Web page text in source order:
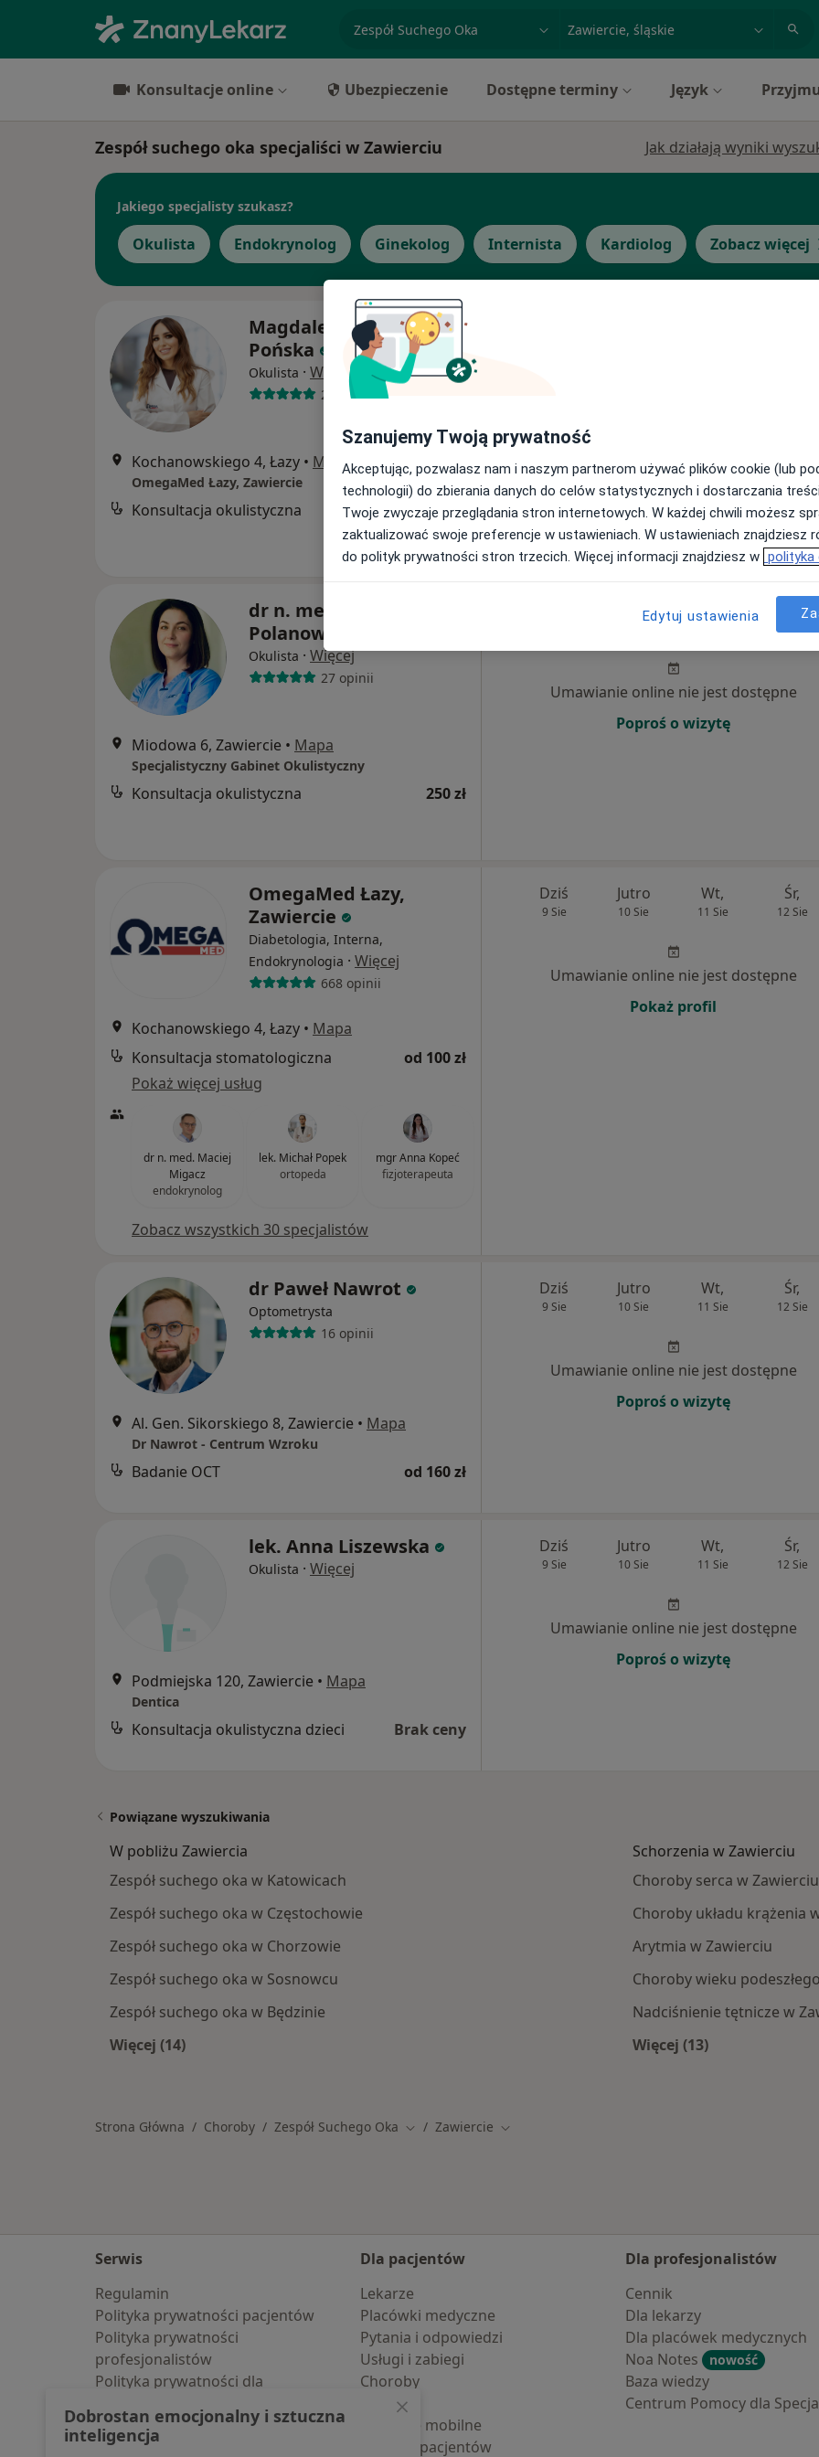
specjalizacja, badanie lub nazwiskomiasto lub dzielnica
Konsultacje online Ubezpieczenie Dostępne terminy Język
Zespół suchego oka specjaliści w Zawierciu Jak działają wyniki
Jakiego specjalisty szukasz?
Okulista Endokrynolog Ginekolog Internista Kardiolog Zobacz więcej
Magdalena Sosnowska-
Pońska
Okulista · Więcej
246 opinii
Kochanowskiego 4, Łazy • Mapa
OmegaMed Łazy, Zawiercie
Konsultacja okulistyczna 200 zł
dr n. med. Katarzyna
Polanowska
Okulista · Więcej
27 opinii
Miodowa 6, Zawiercie • Mapa
Specjalistyczny Gabinet Okulistyczny
Konsultacja okulistyczna 250 zł
Jutro Wt,
12 Sie
Umawianie online nie jest dostępne
Poproś o wizytę
OmegaMed Łazy,
Zawiercie
Diabetologia, Interna,
Endokrynologia · Więcej
668 opinii
Kochanowskiego 4, Łazy • Mapa
Konsultacja stomatologiczna
od 100 zł
Pokaż więcej usług
dr n. med. Maciej
Migacz
endokrynolog
lek. Michał Popek
ortopeda
mgr Anna Kopeć
fizjoterapeuta
Zobacz wszystkich 30 specjalistów
Dziś
9 Sie
Jutro
10 Sie
Wt,
11 Sie
Śr,
12 Sie
Umawianie online nie jest dostępne
Pokaż profil
dr Paweł Nawrot
Optometrysta
16 opinii
Al. Gen. Sikorskiego 8, Zawiercie • Mapa
Dr Nawrot - Centrum Wzroku
Badanie OCT od 160 zł
Dziś
9 Sie
Jutro
10 Sie
Wt,
11 Sie
Śr,
12 Sie
Umawianie online nie jest dostępne
Poproś o wizytę
lek. Anna Liszewska
Okulista · Więcej
Podmiejska 120, Zawiercie • Mapa
Dentica
Konsultacja okulistyczna dzieci Brak ceny
Dziś
9 Sie
Jutro
10 Sie
Wt,
11 Sie
Śr,
12 Sie
Umawianie online nie jest dostępne
Poproś o wizytę
Powiązane wyszukiwania
W pobliżu Zawiercia
Zespół suchego oka w Katowicach
Zespół suchego oka w Częstochowie
Zespół suchego oka w Chorzowie
Zespół suchego oka w Sosnowcu
Zespół suchego oka w Będzinie
Więcej (14)
Schorzenia w Zawierciu
Choroby serca w Zawierciu
Choroby układu krążenia
Arytmia w Zawierciu
Choroby wieku
Nadciśnienie tętnicze w
Więcej (13)
Strona Główna Choroby Zespół Suchego Oka Zmień miasto
Zawiercie Zmień miasto
Serwis
Regulamin
Polityka prywatności pacjentów
Polityka prywatności
profesjonalistów
Polityka prywatności dla
pozyskaliśmy samodzielnie
Polityka cookies
Dla pacjentów
Lekarze
Placówki medyczne
Pytania i odpowiedzi
Usługi i zabiegi
Choroby
Pomoc
Aplikacje mobilne
Blog dla pacjentów
Dla profesjonalistów
Cennik
Dla lekarzy
Dla placówek medycznych
Noa Notes
nowość
Baza wiedzy
Centrum Pomocy dla
Szanujemy Twoją prywatność
Akceptując, pozwalasz nam i naszym partnerom używać plików cookie (lub
technologii) do zbierania danych do celów statystycznych i dostarczania
Twoje zwyczaje przeglądania stron internetowych. W każdej chwili możesz
zaktualizować swoje preferencje w ustawieniach. W ustawieniach znajdziesz
do polityk prywatności stron trzecich. Więcej informacji znajdziesz w polityka
Edytuj ustawienia
Dobrostan emocjonalny i sztuczna
inteligencja